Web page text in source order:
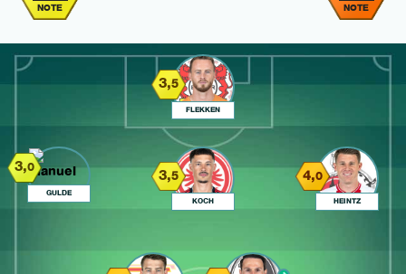
NOTE NOTE
3,5
FLEKKEN
3,0
GULDE
3,5
KOCH
4,0
HEINTZ